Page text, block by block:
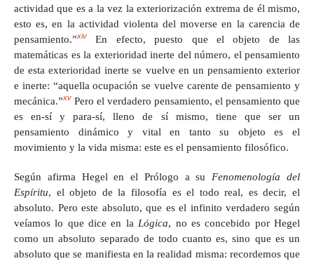
actividad que es a la vez la exteriorización extrema de él mismo,
esto es, en la actividad violenta del moverse en la carencia de
pensamiento.”xiv
En efecto, puesto que el objeto de las
matemáticas es la exterioridad inerte del número, el pensamiento
de esta exterioridad inerte se vuelve en un pensamiento exterior
e inerte: “aquella ocupación se vuelve carente de pensamiento y
mecánica.”xv Pero el verdadero pensamiento, el pensamiento que
es en-sí y para-sí, lleno de sí mismo, tiene que ser un
pensamiento dinámico y vital en tanto su objeto es el
movimiento y la vida misma: este es el pensamiento filosófico.
Según afirma Hegel en el Prólogo a suFenomenología del
Espíritu, el objeto de la filosofía es el todo real, es decir, el
absoluto. Pero este absoluto, que es el infinito verdadero según
veíamos lo que dice en laLógica, no es concebido por Hegel
como un absoluto separado de todo cuanto es, sino que es un
absoluto que se manifiesta en la realidad misma: recordemos que